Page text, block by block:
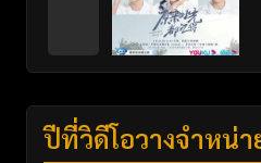
ปีที่วิดีโอวางจำหน่า